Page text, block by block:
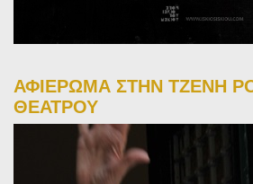
ΑΦΙΕΡΩΜΑ ΣΤΗΝ ΤΖΕΝΗ
ΘΕΑΤΡΟΥ